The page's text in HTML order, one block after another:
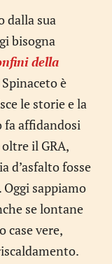
dalla sua
bisogna
della
è
le storie e la
fa affidandosi
il GRA,
d’asfalto fosse
sappiamo
se lontane
case vere,